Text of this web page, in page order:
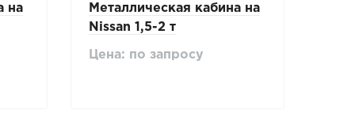
на
Металлическая кабина на
Nissan 1,5-2 т
Цена: по запросу